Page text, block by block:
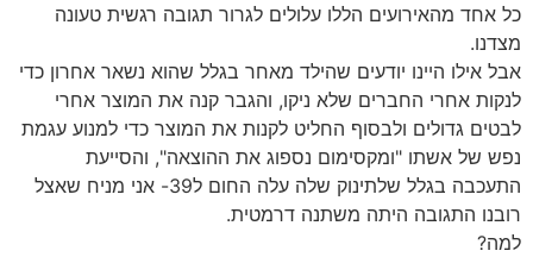
כל אחד מהאירועים הללו עלולים לגרור תגובה רגשית טעונה
מצדנו.
אבל אילו היינו יודעים שהילד מאחר בגלל שהוא נשאר אחרון כדי
לנקות אחרי החברים שלא ניקו, והגבר קנה את המוצר אחרי
לבטים גדולים ולבסוף החליט לקנות את המוצר כדי למנוע עגמת
נפש של אשתו "ומקסימום נספוג את ההוצאה", והסייעת
התעכבה בגלל שלתינוק שלה עלה החום ל39- אני מניח שאצל
רובנו התגובה היתה משתנה דרמטית.
למה?